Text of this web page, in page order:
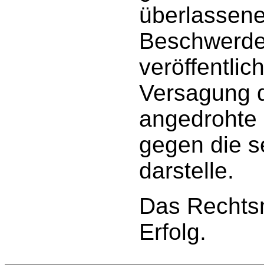
Versagung
gegen die
darstelle.
Das
Erfolg.